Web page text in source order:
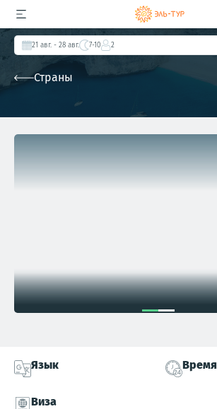
21 авг. - 28 авг. 7-10 2
Страны
Язык Время
Виза